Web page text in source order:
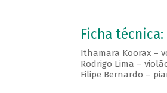
Ficha técnica:
Ithamara Koorax –
Rodrigo Lima –
Filipe Bernardo –